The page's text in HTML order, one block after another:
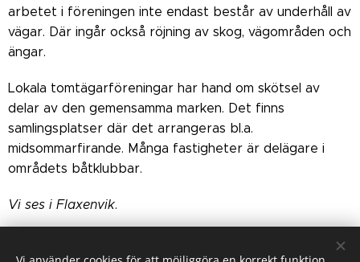
arbetet i föreningen inte endast består av underhåll av
vägar. Där ingår också röjning av skog, vägområden och
ängar.
Lokala tomtägarföreningar har hand om skötsel av
delar av den gemensamma marken. Det finns
samlingsplatser där det arrangeras bl.a.
midsommarfirande. Många fastigheter är delägare i
områdets båtklubbar.
Vi ses i Flaxenvik.